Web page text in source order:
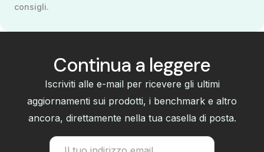
consigli.
Continua a leggere
Iscriviti alle e-mail per ricevere gli ultimi
aggiornamenti sui prodotti, i benchmark e altro
ancora, direttamente nella tua casella di posta.